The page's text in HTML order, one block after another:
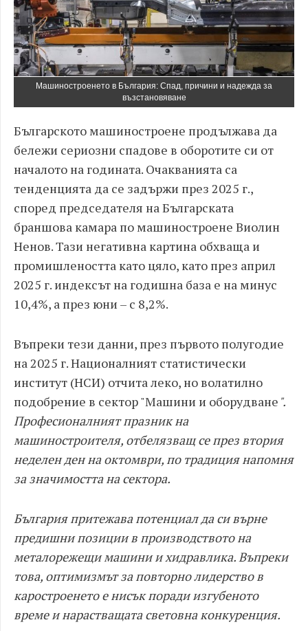
Машиностроенето в България: Спад, причини и надежда за
възстановяване
Българското машиностроене продължава да
бележи сериозни спадове в оборотите си от
началото на годината. Очакванията са
тенденцията да се задържи през 2025 г.,
според председателя на Българската
браншова камара по машиностроене Виолин
Ненов. Тази негативна картина обхваща и
промишлеността като цяло, като през април
2025 г. индексът на годишна база е на минус
10,4%, а през юни – с 8,2%.
Въпреки тези данни, през първото полугодие
на 2025 г. Националният статистически
институт (НСИ) отчита леко, но волатилно
подобрение в сектор "Машини и оборудване ".
Професионалният празник на
машиностроителя, отбелязващ се през втория
неделен ден на октомври, по традиция напомня
за значимостта на сектора.
България притежава потенциал да си върне
предишни позиции в производството на
металорежещи машини и хидравлика. Въпреки
това, оптимизмът за повторно лидерство в
каростроенето е нисък поради изгубеното
време и нарастващата световна конкуренция.